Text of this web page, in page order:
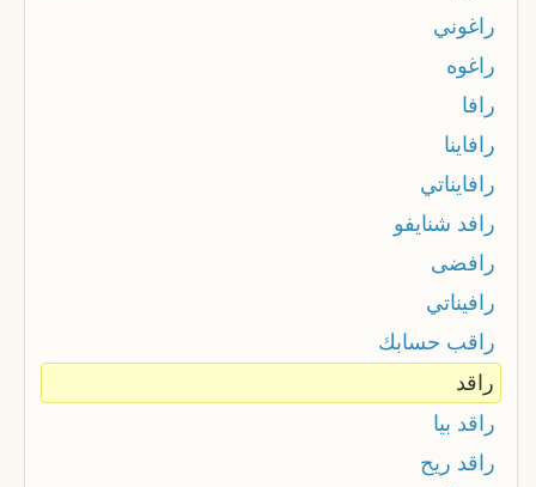
راغوني
راغوه
رافا
رافاينا
رافايناتي
رافد شنايفو
رافضى
رافيناتي
راقب حسابك
راقد
راقد بيا
راقد ريح